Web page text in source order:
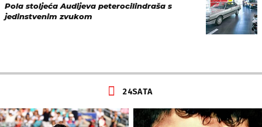
Pola stoljeća Audijeva peterocilindraša s
jedinstvenim zvukom